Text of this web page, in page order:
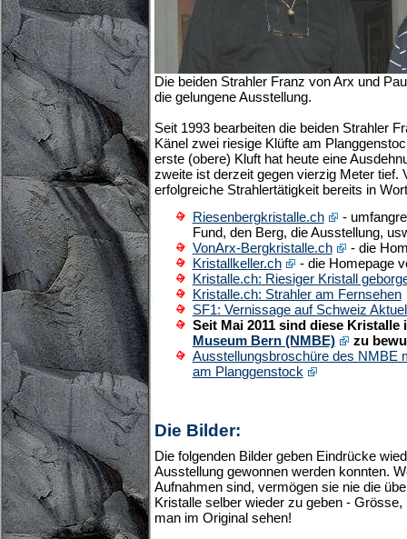
Die beiden Strahler Franz von Arx und
die gelungene Ausstellung.
Seit 1993 bearbeiten die beiden Strahler
Känel zwei riesige Klüfte am
erste (obere) Kluft hat heute eine
zweite ist derzeit gegen vierzig Meter tief.
erfolgreiche Strahlertätigkeit bereits in
Riesenbergkristalle.ch
-
Fund, den Berg, die Ausstellung,
VonArx-Bergkristalle.ch
- die
Kristallkeller.ch
- die Homepage
Kristalle.ch: Riesiger Kristall
Kristalle.ch: Strahler am Fernsehen
SF1: Vernissage auf Schweiz
Seit Mai 2011 sind diese Kristalle
Museum Bern (NMBE)
zu
Ausstellungsbroschüre des NMBE
am Planggenstock
Die Bilder:
Die folgenden Bilder geben Eindrücke
Ausstellung gewonnen werden konnten.
Aufnahmen sind, vermögen sie nie die
Kristalle selber wieder zu geben -
man im Original sehen!